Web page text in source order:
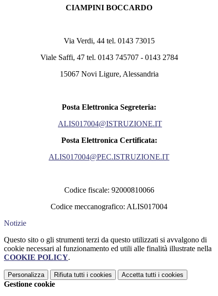
CIAMPINI BOCCARDO
Via Verdi, 44 tel. 0143 73015
Viale Saffi, 47 tel. 0143 745707 - 0143 2784
15067 Novi Ligure, Alessandria
Posta Elettronica Segreteria:
ALIS017004@ISTRUZIONE.IT
Posta Elettronica Certificata:
ALIS017004@PEC.ISTRUZIONE.IT
Codice fiscale: 92000810066
Codice meccanografico: ALIS017004
Notizie
Questo sito o gli strumenti terzi da questo utilizzati si avvalgono di
cookie necessari al funzionamento ed utili alle finalità illustrate nella
COOKIE POLICY.
Personalizza Rifiuta tutti i cookies Accetta tutti i cookies
Gestione cookie